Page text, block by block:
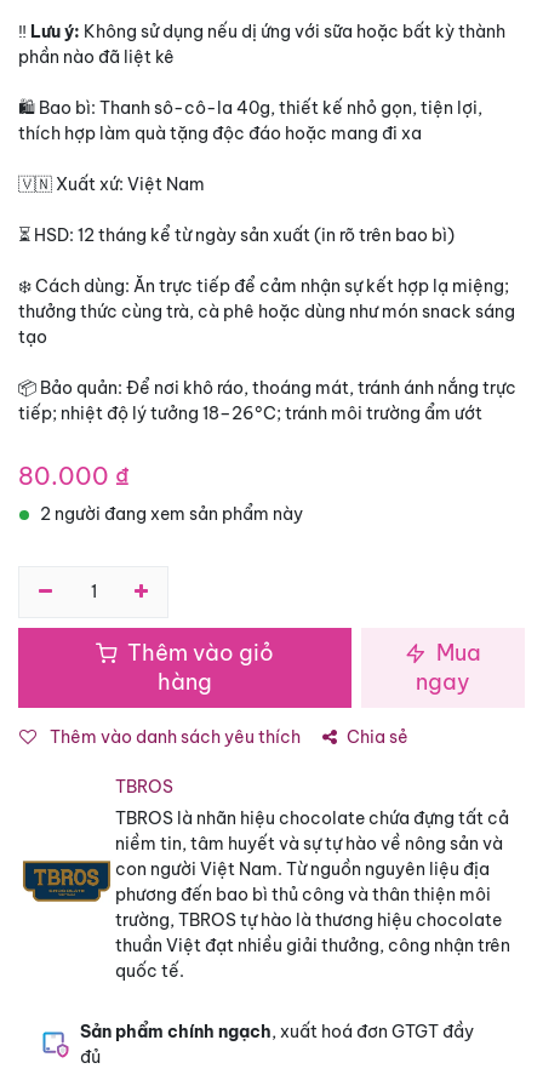
‼️ Lưu ý: Không sử dụng nếu dị ứng với sữa hoặc bất kỳ thành
phần nào đã liệt kê
🛍️ Bao bì: Thanh sô-cô-la 40g, thiết kế nhỏ gọn, tiện lợi,
thích hợp làm quà tặng độc đáo hoặc mang đi xa
🇻🇳 Xuất xứ: Việt Nam
⏳ HSD: 12 tháng kể từ ngày sản xuất (in rõ trên bao bì)
❄️ Cách dùng: Ăn trực tiếp để cảm nhận sự kết hợp lạ miệng;
thưởng thức cùng trà, cà phê hoặc dùng như món snack sáng
tạo
📦 Bảo quản: Để nơi khô ráo, thoáng mát, tránh ánh nắng trực
tiếp; nhiệt độ lý tưởng 18–26°C; tránh môi trường ẩm ướt
80.000 ₫
2 người đang xem sản phẩm này
Thêm vào giỏ
hàng
Mua
ngay
Thêm vào danh sách yêu thích Chia sẻ
TBROS
TBROS là nhãn hiệu chocolate chứa đựng tất cả
niềm tin, tâm huyết và sự tự hào về nông sản và
con người Việt Nam. Từ nguồn nguyên liệu địa
phương đến bao bì thủ công và thân thiện môi
trường, TBROS tự hào là thương hiệu chocolate
thuần Việt đạt nhiều giải thưởng, công nhận trên
quốc tế.
Sản phẩm chính ngạch, xuất hoá đơn GTGT đầy
đủ